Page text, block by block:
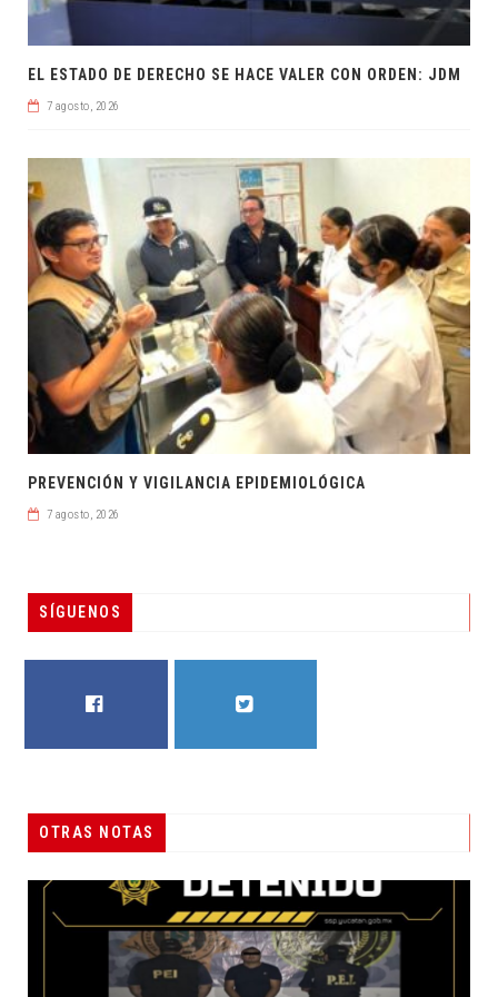
EL ESTADO DE DERECHO SE HACE VALER CON ORDEN: JDM
7 agosto, 2026
PREVENCIÓN Y VIGILANCIA EPIDEMIOLÓGICA
7 agosto, 2026
SÍGUENOS
OTRAS NOTAS
ÁLVAREZ MAYNES PROMUEVE DENUNCIA POPULAR
DESTACADAS